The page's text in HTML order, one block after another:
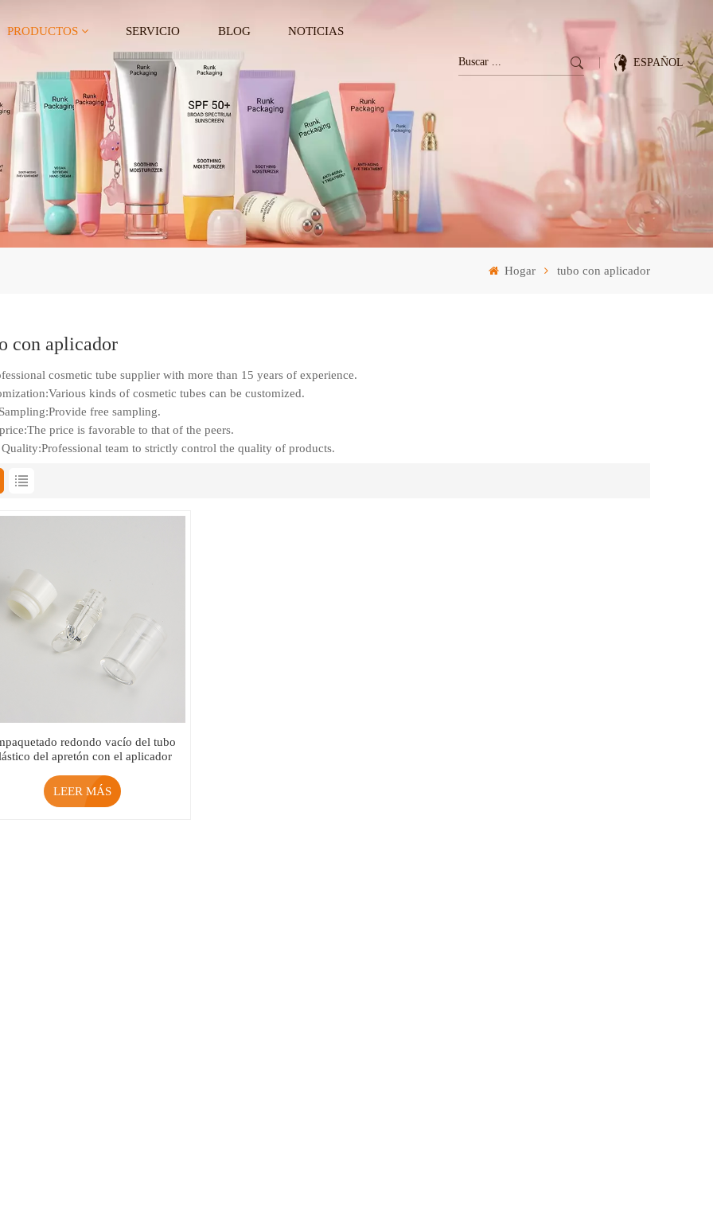
PRODUCTOS SERVICIO BLOG NOTICIAS
ESPAÑOL
English
Deutsch
Italiano
Hogar tubo con aplicador
con aplicador
cosmetic tube supplier with more than 15 years of experience.
kinds of cosmetic tubes can be customized.
free sampling.
price is favorable to that of the peers.
team to strictly control the quality of products.
redondo vacío del tubo
del apretón con el aplicador
LEER MÁS